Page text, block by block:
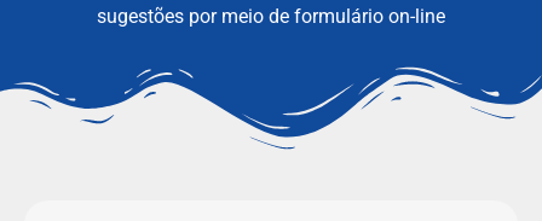
sugestões por meio de formulário on-line